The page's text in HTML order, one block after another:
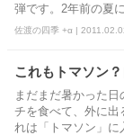
弾です。2年前の夏
佐渡の四季 +α |
これもトマソン
まだまだ暑かった
チを食べて、外に出
れは「トマソン」